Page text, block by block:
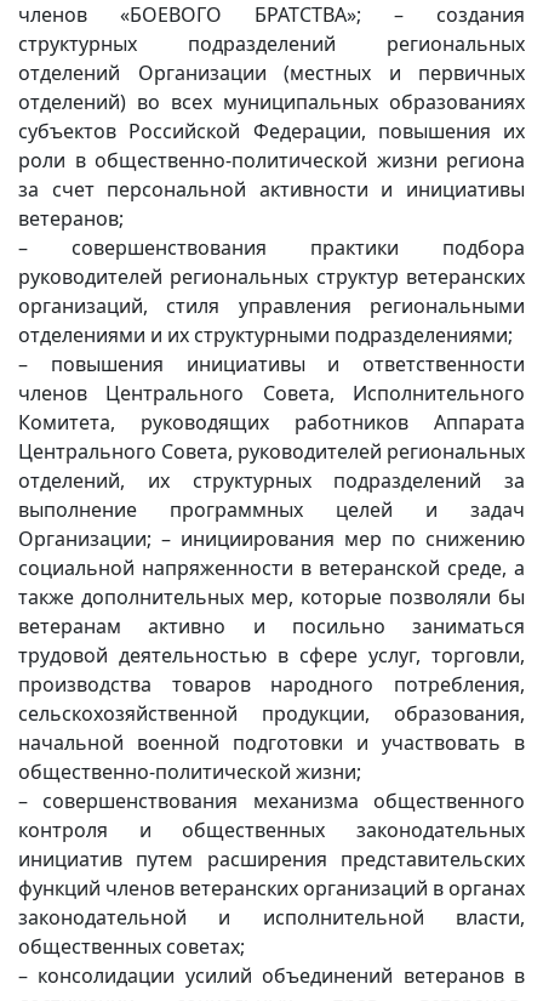
членов «БОЕВОГО БРАТСТВА»; – создания
структурных подразделений региональных
отделений Организации (местных и первичных
отделений) во всех муниципальных образованиях
субъектов Российской Федерации, повышения их
роли в общественно-политической жизни региона
за счет персональной активности и инициативы
ветеранов;
– совершенствования практики подбора
руководителей региональных структур ветеранских
организаций, стиля управления региональными
отделениями и их структурными подразделениями;
– повышения инициативы и ответственности
членов Центрального Совета, Исполнительного
Комитета, руководящих работников Аппарата
Центрального Совета, руководителей региональных
отделений, их структурных подразделений за
выполнение программных целей и задач
Организации; – инициирования мер по снижению
социальной напряженности в ветеранской среде, а
также дополнительных мер, которые позволяли бы
ветеранам активно и посильно заниматься
трудовой деятельностью в сфере услуг, торговли,
производства товаров народного потребления,
сельскохозяйственной продукции, образования,
начальной военной подготовки и участвовать в
общественно-политической жизни;
– совершенствования механизма общественного
контроля и общественных законодательных
инициатив путем расширения представительских
функций членов ветеранских организаций в органах
законодательной и исполнительной власти,
общественных советах;
– консолидации усилий объединений ветеранов в